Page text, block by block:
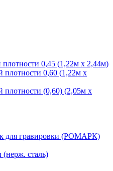
0,45 (1,22м х 2,44м)
0,60 (1,22м х
(0,60) (2,05м х
для гравировки (РОМАРК)
(нерж. сталь)